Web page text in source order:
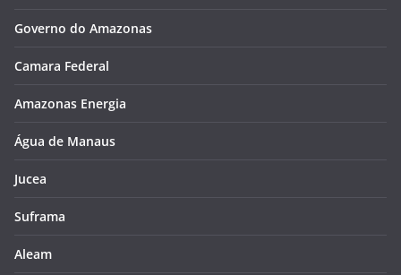
Governo do Amazonas
Camara Federal
Amazonas Energia
Água de Manaus
Jucea
Suframa
Aleam